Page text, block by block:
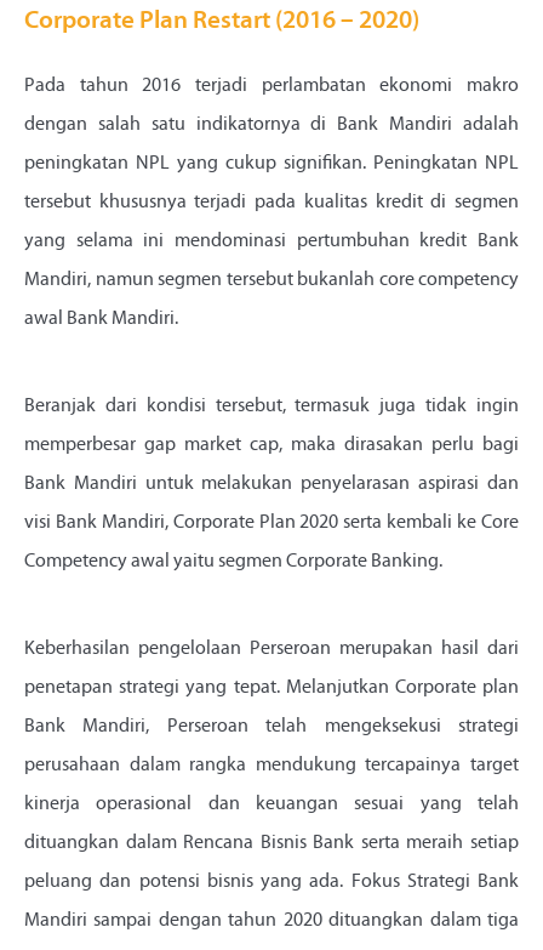
Corporate Plan Restart (2016 – 2020)
Pada tahun 2016 terjadi perlambatan ekonomi makro
dengan salah satu indikatornya di Bank Mandiri adalah
peningkatan NPL yang cukup signifikan. Peningkatan NPL
tersebut khususnya terjadi pada kualitas kredit di segmen
yang selama ini mendominasi pertumbuhan kredit Bank
Mandiri, namun segmen tersebut bukanlah core competency
awal Bank Mandiri.
Beranjak dari kondisi tersebut, termasuk juga tidak ingin
memperbesar gap market cap, maka dirasakan perlu bagi
Bank Mandiri untuk melakukan penyelarasan aspirasi dan
visi Bank Mandiri, Corporate Plan 2020 serta kembali ke Core
Competency awal yaitu segmen Corporate Banking.
Keberhasilan pengelolaan Perseroan merupakan hasil dari
penetapan strategi yang tepat. Melanjutkan Corporate plan
Bank Mandiri, Perseroan telah mengeksekusi strategi
perusahaan dalam rangka mendukung tercapainya target
kinerja operasional dan keuangan sesuai yang telah
dituangkan dalam Rencana Bisnis Bank serta meraih setiap
peluang dan potensi bisnis yang ada. Fokus Strategi Bank
Mandiri sampai dengan tahun 2020 dituangkan dalam tiga